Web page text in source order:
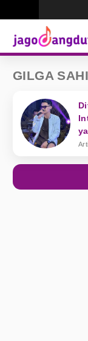
GILGA